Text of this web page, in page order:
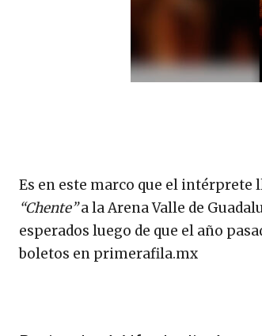
Es en este marco que el
“Chente”a la Arena Valle de
esperados luego de que el año
boletos en primerafila.mx